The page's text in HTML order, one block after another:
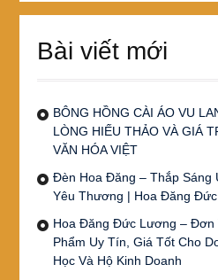
Bài viết mới
BÔNG HỒNG CÀI ÁO VU
LÒNG HIẾU THẢO VÀ GIÁ
VĂN HÓA VIỆT
Đèn Hoa Đăng – Thắp Sáng
Yêu Thương | Hoa Đăng
Hoa Đăng Đức Lương – Đơn
Phẩm Uy Tín, Giá Tốt Cho
Học Và Hộ Kinh Doanh